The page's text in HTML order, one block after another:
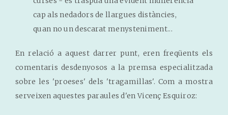
cap als nedadors de llargues distàncies,
quan no un descarat menysteniment...
En relació a aquest darrer punt, eren freqüents els
comentaris desdenyosos a la premsa especialitzada
sobre les 'proeses' dels 'tragamillas'. Com a mostra
serveixen aquestes paraules d'en Vicenç Esquiroz: